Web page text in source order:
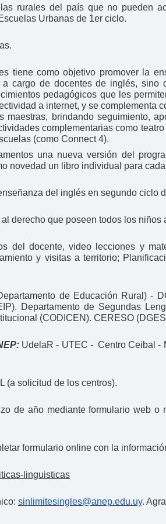
rurales del país que no pueden
Urbanas de 1er ciclo.
tiene como objetivo promover la
cargo de docentes de inglés,
pedagógicos que les
a internet, y se complementa
maestras, brindando seguimiento,
complementarias como
(como Connect 4).
una nueva versión del
novedad un libro individual para
del inglés en segundo ciclo
derecho que poseen todos los niños
del docente, video lecciones y
y visitas a territorio;
de Educación Rural) -
Departamento de Segundas
(CODICEN). CERESO
UdelaR - UTEC - Centro Ceibal -
(a solicitud de los centros).
de año mediante formulario web
formulario online con la
linguisticas
sinlimitesingles@anep.edu.uy.